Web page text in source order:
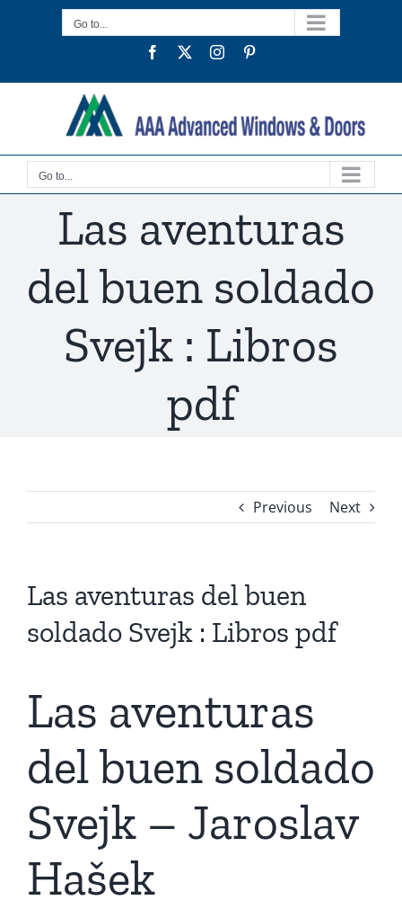
Go to...
Facebook
TwitterInstagram
Go to...
Las aventuras
del buen soldado
Svejk : Libros
pdf
Previous Next
Las aventuras del buen
soldado Svejk : Libros pdf
Las aventuras
del buen soldado
Svejk – Jaroslav
Hašek